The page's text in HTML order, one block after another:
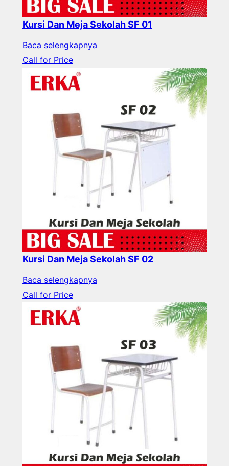
Kursi Dan Meja Sekolah SF 01
Baca selengkapnya
Call for Price
Kursi Dan Meja Sekolah SF 02
Baca selengkapnya
Call for Price